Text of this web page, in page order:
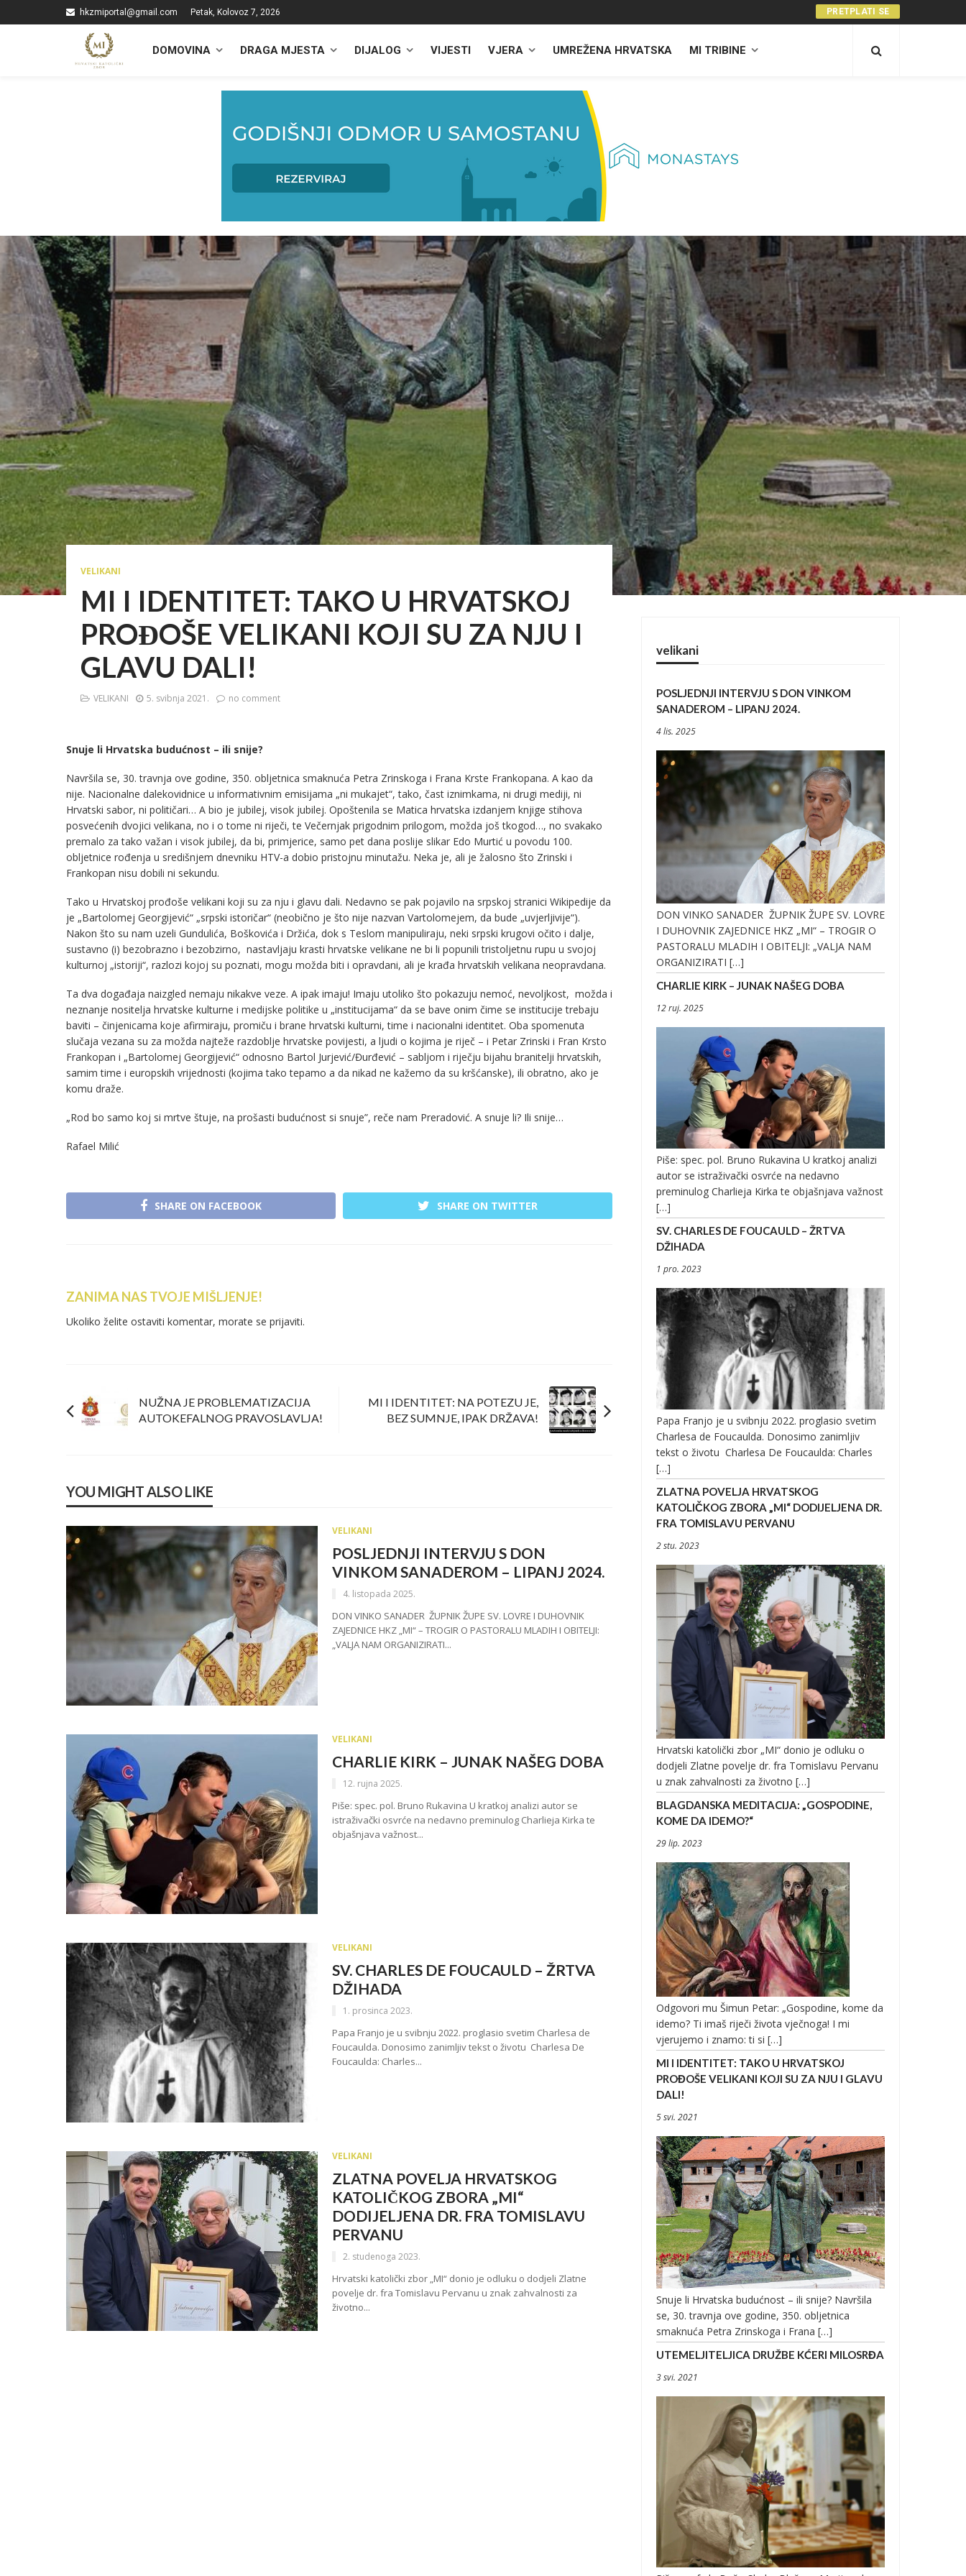
hkzmiportal@gmail.com Petak, Kolovoz 7, 2026 PRETPLATI SE
DOMOVINA DRAGA MJESTA DIJALOG VIJESTI VJERA UMREŽENA HRVATSKA MI TRIBINE
VELIKANI
MI I IDENTITET: TAKO U HRVATSKOJ
PROĐOŠE VELIKANI KOJI SU ZA NJU I
GLAVU DALI!
VELIKANI 5. svibnja 2021. no comment
Snuje li Hrvatska budućnost – ili snije?
Navršila se, 30. travnja ove godine, 350. obljetnica smaknuća Petra Zrinskoga i Frana Krste Frankopana. A kao da
nije. Nacionalne dalekovidnice u informativnim emisijama „ni mukajet“, tako, čast iznimkama, ni drugi mediji, ni
Hrvatski sabor, ni političari… A bio je jubilej, visok jubilej. Opoštenila se Matica hrvatska izdanjem knjige stihova
posvećenih dvojici velikana, no i o tome ni riječi, te Večernjak prigodnim prilogom, možda još tkogod…, no svakako
premalo za tako važan i visok jubilej, da bi, primjerice, samo pet dana poslije slikar Edo Murtić u povodu 100.
obljetnice rođenja u središnjem dnevniku HTV-a dobio pristojnu minutažu. Neka je, ali je žalosno što Zrinski i
Frankopan nisu dobili ni sekundu.
Tako u Hrvatskoj prođoše velikani koji su za nju i glavu dali. Nedavno se pak pojavilo na srpskoj stranici Wikipedije da
je „Bartolomej Georgijević“ „srpski istoričar“ (neobično je što nije nazvan Vartolomejem, da bude „uvjerljivije“).
Nakon što su nam uzeli Gundulića, Boškovića i Držića, dok s Teslom manipuliraju, neki srpski krugovi očito i dalje,
sustavno (i) bezobrazno i bezobzirno, nastavljaju krasti hrvatske velikane ne bi li popunili tristoljetnu rupu u svojoj
kulturnoj „istoriji“, razlozi kojoj su poznati, mogu možda biti i opravdani, ali je krađa hrvatskih velikana neopravdana.
Ta dva događaja naizgled nemaju nikakve veze. A ipak imaju! Imaju utoliko što pokazuju nemoć, nevoljkost, možda i
neznanje nositelja hrvatske kulturne i medijske politike u „institucijama“ da se bave onim čime se institucije trebaju
baviti – činjenicama koje afirmiraju, promiču i brane hrvatski kulturni, time i nacionalni identitet. Oba spomenuta
slučaja vezana su za možda najteže razdoblje hrvatske povijesti, a ljudi o kojima je riječ – i Petar Zrinski i Fran Krsto
Frankopan i „Bartolomej Georgijević“ odnosno Bartol Jurjević/Đurđević – sabljom i riječju bijahu branitelji hrvatskih,
samim time i europskih vrijednosti (kojima tako tepamo a da nikad ne kažemo da su kršćanske), ili obratno, ako je
komu draže.
„Rod bo samo koj si mrtve štuje, na prošasti budućnost si snuje”, reče nam Preradović. A snuje li? Ili snije…
Rafael Milić
SHARE ON FACEBOOK SHARE ON TWITTER
ZANIMA NAS TVOJE MIŠLJENJE!
Ukoliko želite ostaviti komentar, morate se prijaviti.
NUŽNA JE PROBLEMATIZACIJA
AUTOKEFALNOG PRAVOSLAVLJA!
MI I IDENTITET: NA POTEZU JE,
BEZ SUMNJE, IPAK DRŽAVA!
YOU MIGHT ALSO LIKE
VELIKANI
POSLJEDNJI INTERVJU S DON
VINKOM SANADEROM – LIPANJ 2024.
4. listopada 2025.
DON VINKO SANADER ŽUPNIK ŽUPE SV. LOVRE I DUHOVNIK
ZAJEDNICE HKZ „MI“ – TROGIR O PASTORALU MLADIH I OBITELJI:
„VALJA NAM ORGANIZIRATI...
VELIKANI
CHARLIE KIRK – JUNAK NAŠEG DOBA
12. rujna 2025.
Piše: spec. pol. Bruno Rukavina U kratkoj analizi autor se
istraživački osvrće na nedavno preminulog Charlieja Kirka te
objašnjava važnost...
VELIKANI
SV. CHARLES DE FOUCAULD – ŽRTVA
DŽIHADA
1. prosinca 2023.
Papa Franjo je u svibnju 2022. proglasio svetim Charlesa de
Foucaulda. Donosimo zanimljiv tekst o životu Charlesa De
Foucaulda: Charles...
VELIKANI
ZLATNA POVELJA HRVATSKOG
KATOLIČKOG ZBORA „MI“
DODIJELJENA DR. FRA TOMISLAVU
PERVANU
2. studenoga 2023.
Hrvatski katolički zbor „MI“ donio je odluku o dodjeli Zlatne
povelje dr. fra Tomislavu Pervanu u znak zahvalnosti za
životno...
velikani
POSLJEDNJI INTERVJU S DON VINKOM
SANADEROM – LIPANJ 2024.
4 lis. 2025
DON VINKO SANADER ŽUPNIK ŽUPE SV. LOVRE
I DUHOVNIK ZAJEDNICE HKZ „MI“ – TROGIR O
PASTORALU MLADIH I OBITELJI: „VALJA NAM
ORGANIZIRATI […]
CHARLIE KIRK – JUNAK NAŠEG DOBA
12 ruj. 2025
Piše: spec. pol. Bruno Rukavina U kratkoj analizi
autor se istraživački osvrće na nedavno
preminulog Charlieja Kirka te objašnjava važnost
[…]
SV. CHARLES DE FOUCAULD – ŽRTVA
DŽIHADA
1 pro. 2023
Papa Franjo je u svibnju 2022. proglasio svetim
Charlesa de Foucaulda. Donosimo zanimljiv
tekst o životu Charlesa De Foucaulda: Charles
[…]
ZLATNA POVELJA HRVATSKOG
KATOLIČKOG ZBORA „MI“ DODIJELJENA DR.
FRA TOMISLAVU PERVANU
2 stu. 2023
Hrvatski katolički zbor „MI“ donio je odluku o
dodjeli Zlatne povelje dr. fra Tomislavu Pervanu
u znak zahvalnosti za životno […]
BLAGDANSKA MEDITACIJA: „GOSPODINE,
KOME DA IDEMO?“
29 lip. 2023
Odgovori mu Šimun Petar: „Gospodine, kome da
idemo? Ti imaš riječi života vječnoga! I mi
vjerujemo i znamo: ti si […]
MI I IDENTITET: TAKO U HRVATSKOJ
PROĐOŠE VELIKANI KOJI SU ZA NJU I GLAVU
DALI!
5 svi. 2021
Snuje li Hrvatska budućnost – ili snije? Navršila
se, 30. travnja ove godine, 350. obljetnica
smaknuća Petra Zrinskoga i Frana […]
UTEMELJITELJICA DRUŽBE KĆERI MILOSRĐA
3 svi. 2021